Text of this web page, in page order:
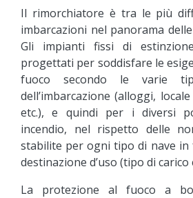
Il rimorchiatore è tra le più
imbarcazioni nel panorama
Gli impianti fissi di
progettati per soddisfare le
fuoco secondo le varie
dell’imbarcazione (alloggi,
etc.), e quindi per i diversi
incendio, nel rispetto delle
stabilite per ogni tipo di nave in
destinazione d’uso (tipo di carico
La protezione al fuoco a